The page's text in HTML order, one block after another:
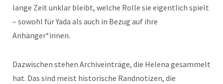
lange Zeit unklar bleibt, welche Rolle sie eigentlich spielt
– sowohl für Yada als auch in Bezug auf ihre
Anhänger*innen.
Dazwischen stehen Archiveinträge, die Helena gesammelt
hat. Das sind meist historische Randnotizen, die